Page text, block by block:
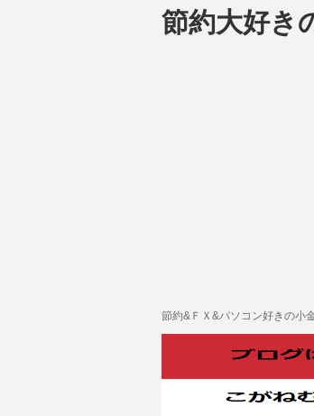
節約大好き
節約&ＦＸ&パソコン好きの小